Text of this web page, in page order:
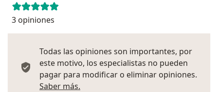
3 opiniones
Todas las opiniones son importantes, por
este motivo, los especialistas no pueden
pagar para modificar o eliminar opiniones.
Saber más.